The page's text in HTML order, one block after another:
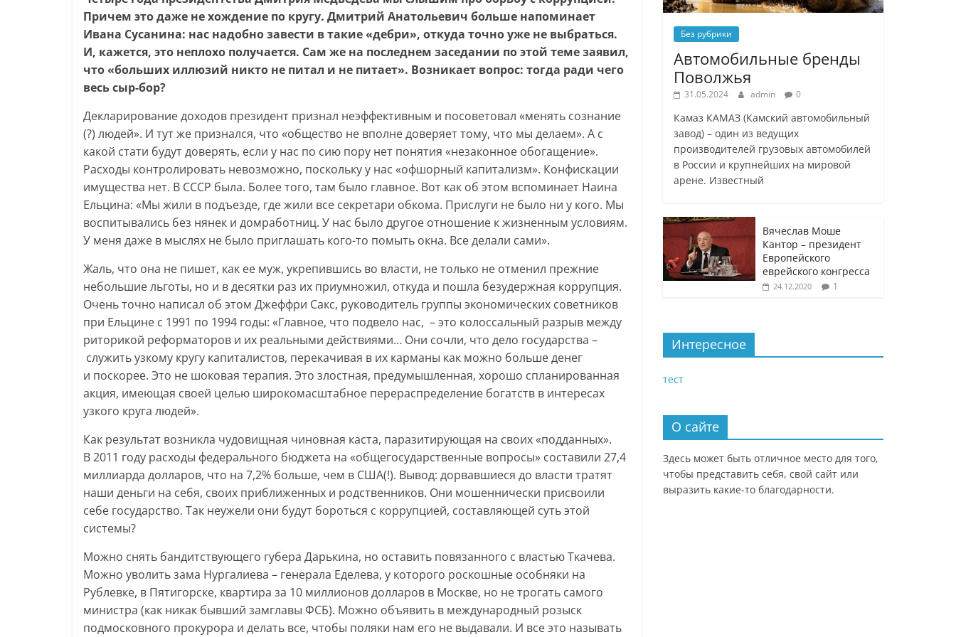
Причем это даже не хождение по кругу. Дмитрий Анатольевич больше напоминает
Ивана Сусанина: нас надобно завести в такие «дебри», откуда точно уже не выбраться.
И, кажется, это неплохо получается. Сам же на последнем заседании по этой теме заявил,
что «больших иллюзий никто не питал и не питает». Возникает вопрос: тогда ради чего
весь сыр-бор?
Декларирование доходов президент признал неэффективным и посоветовал «менять сознание
(?) людей». И тут же признался, что «общество не вполне доверяет тому, что мы делаем». А с
какой стати будут доверять, если у нас по сию пору нет понятия «незаконное обогащение».
Расходы контролировать невозможно, поскольку у нас «офшорный капитализм». Конфискации
имущества нет. В СССР была. Более того, там было главное. Вот как об этом вспоминает Наина
Ельцина: «Мы жили в подъезде, где жили все секретари обкома. Прислуги не было ни у кого. Мы
воспитывались без нянек и домработниц. У нас было другое отношение к жизненным условиям.
У меня даже в мыслях не было приглашать кого-то помыть окна. Все делали сами».
Жаль, что она не пишет, как ее муж, укрепившись во власти, не только не отменил прежние
небольшие льготы, но и в десятки раз их приумножил, откуда и пошла безудержная коррупция.
Очень точно написал об этом Джеффри Сакс, руководитель группы экономических советников
при Ельцине с 1991 по 1994 годы: «Главное, что подвело нас, – это колоссальный разрыв между
риторикой реформаторов и их реальными действиями… Они сочли, что дело государства –
служить узкому кругу капиталистов, перекачивая в их карманы как можно больше денег
и поскорее. Это не шоковая терапия. Это злостная, предумышленная, хорошо спланированная
акция, имеющая своей целью широкомасштабное перераспределение богатств в интересах
узкого круга людей».
Как результат возникла чудовищная чиновная каста, паразитирующая на своих «подданных».
В 2011 году расходы федерального бюджета на «общегосударственные вопросы» составили 27,4
миллиарда долларов, что на 7,2% больше, чем в США(!). Вывод: дорвавшиеся до власти тратят
наши деньги на себя, своих приближенных и родственников. Они мошеннически присвоили
себе государство. Так неужели они будут бороться с коррупцией, составляющей суть этой
системы?
Можно снять бандитствующего губера Дарькина, но оставить повязанного с властью Ткачева.
Можно уволить зама Нургалиева – генерала Еделева, у которого роскошные особняки на
Рублевке, в Пятигорске, квартира за 10 миллионов долларов в Москве, но не трогать самого
министра (как никак бывший замглавы ФСБ). Можно объявить в международный розыск
подмосковного прокурора и делать все, чтобы поляки нам его не выдавали. И все это называть
Без рубрики
Автомобильные бренды
Поволжья
31.05.2024 admin 0
Камаз КАМАЗ (Камский автомобильный
завод) – один из ведущих
производителей грузовых автомобилей
в России и крупнейших на мировой
арене. Известный
Вячеслав Моше
Кантор – президент
Европейского
еврейского конгресса
24.12.2020 1
Интересное
тест
О сайте
Здесь может быть отличное место для того,
чтобы представить себя, свой сайт или
выразить какие-то благодарности.